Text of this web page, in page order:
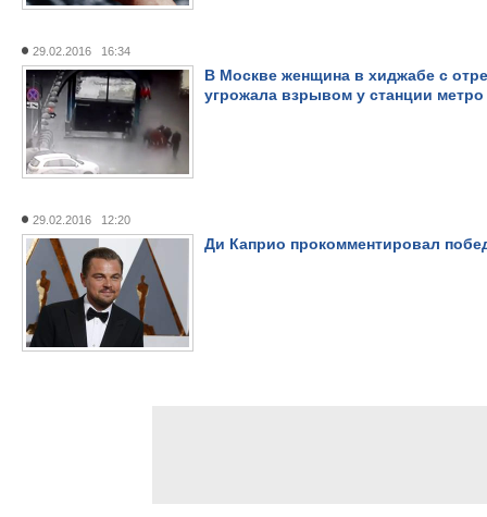
29.02.2016 16:34
В Москве женщина в хиджабе с
угрожала взрывом у станции
29.02.2016 12:20
Ди Каприо прокомментировал